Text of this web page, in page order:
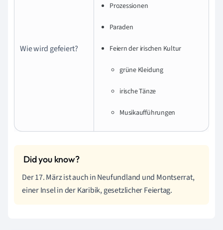
Wie wird gefeiert?
Prozessionen
Paraden
Feiern der irischen Kultur
grüne Kleidung
irische Tänze
Musikaufführungen
Der 17. März ist auch in Neufundland und Montserrat,
einer Insel in der Karibik, gesetzlicher Feiertag.